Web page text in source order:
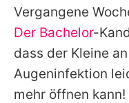
Vergangene
Der Bachelor-
dass der Kleine
Augeninfektion
mehr öffnen kann!